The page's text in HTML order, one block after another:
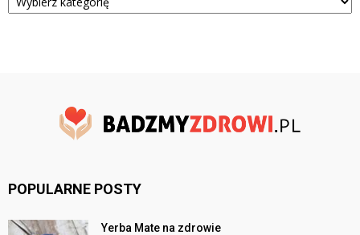
POPULARNE POSTY
Yerba Mate na zdrowie